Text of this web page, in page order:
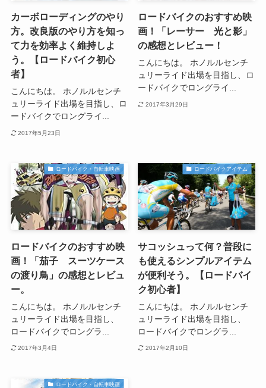
カーボローディングのやり
方。改良版のやり方を知っ
て力を効率よく維持しよ
う。【ロードバイク初心
者】
こんにちは。 ホノルルセンチ
ュリーライド出場を目指し、ロ
ードバイクでロングライ...
2017年5月23日
ロードバイクのおすすめ映
画！「レーサー 光と影」
の感想とレビュー！
こんにちは。 ホノルルセンチ
ュリーライド出場を目指し、ロ
ードバイクでロングライ...
2017年3月29日
ロードバイク・自転車映画
ロードバイクのおすすめ映
画！「茄子 スーツケース
の渡り鳥」の感想とレビュ
ー。
こんにちは。 ホノルルセンチ
ュリーライド出場を目指し、
ロードバイクでロングラ...
2017年3月4日
ロードバイクアイテム
サコッシュって何？普段に
も使えるシンプルアイテム
が便利そう。【ロードバイ
ク初心者】
こんにちは。 ホノルルセンチ
ュリーライド出場を目指し、
ロードバイクでロングラ...
2017年2月10日
ロードバイク・自転車映画